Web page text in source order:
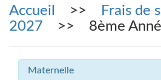
Accueil >>
Frais de
2027
>> 8ème
Maternelle